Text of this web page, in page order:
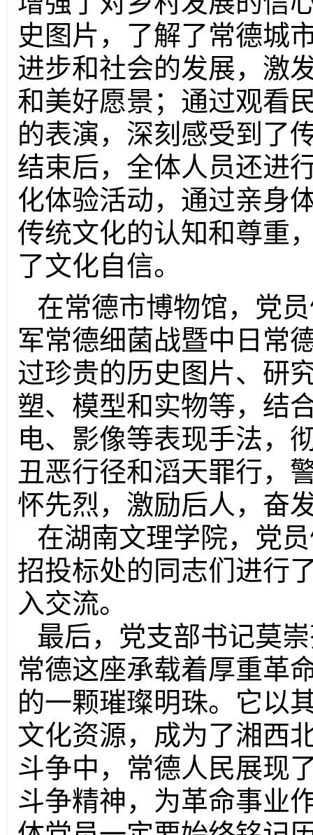
史图片，了解了常德城
进步和社会的发展，激
和美好愿景；通过观看
的表演，深刻感受到了
结束后，全体人员还进
化体验活动，通过亲身
传统文化的认知和尊重
了文化自信。
在常德市博物馆， 党员
军常德细菌战暨中日常
过珍贵的历史图片、研
塑、模型和实物等，结
电、影像等表现手法，
丑恶行径和滔天罪行，
怀先烈，激励后人，奋
在湖南文理学院，党
招投标处的同志们进行
入交流。
最后，党支部书记莫
常德这座承载着厚重革
的一颗璀璨明珠。它以
文化资源，成为了湘西
斗争中，常德人民展现
斗争精神，为革命事业